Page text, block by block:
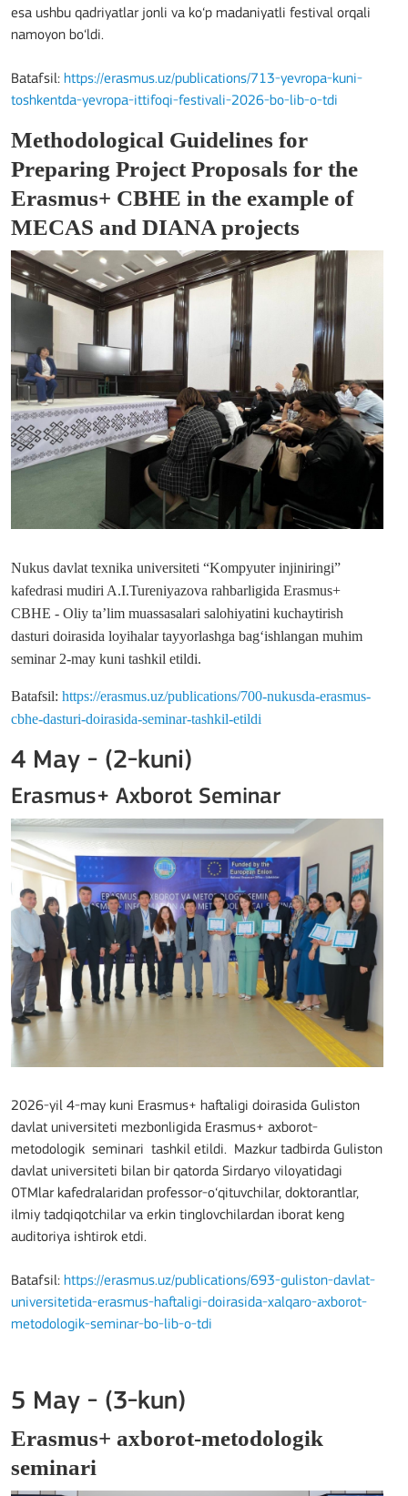
esa ushbu qadriyatlar jonli va ko‘p madaniyatli festival orqali
namoyon bo‘ldi.
Batafsil: https://erasmus.uz/publications/713-yevropa-kuni-
toshkentda-yevropa-ittifoqi-festivali-2026-bo-lib-o-tdi
Methodological Guidelines for
Preparing Project Proposals for the
Erasmus+ CBHE in the example of
MECAS and DIANA projects
Nukus davlat texnika universiteti “Kompyuter injiniringi”
kafedrasi mudiri A.I.Tureniyazova rahbarligida Erasmus+
CBHE - Oliy ta’lim muassasalari salohiyatini kuchaytirish
dasturi doirasida loyihalar tayyorlashga bag‘ishlangan muhim
seminar 2-may kuni tashkil etildi.
Batafsil: https://erasmus.uz/publications/700-nukusda-erasmus-
cbhe-dasturi-doirasida-seminar-tashkil-etildi
4 May - (2-kuni)
Erasmus+ Axborot Seminar
2026-yil 4-may kuni Erasmus+ haftaligi doirasida Guliston
davlat universiteti mezbonligida Erasmus+ axborot-
metodologik seminari tashkil etildi. Mazkur tadbirda Guliston
davlat universiteti bilan bir qatorda Sirdaryo viloyatidagi
OTMlar kafedralaridan professor-o‘qituvchilar, doktorantlar,
ilmiy tadqiqotchilar va erkin tinglovchilardan iborat keng
auditoriya ishtirok etdi.
Batafsil: https://erasmus.uz/publications/693-guliston-davlat-
universitetida-erasmus-haftaligi-doirasida-xalqaro-axborot-
metodologik-seminar-bo-lib-o-tdi
5 May - (3-kun)
Erasmus+ axborot-metodologik
seminari